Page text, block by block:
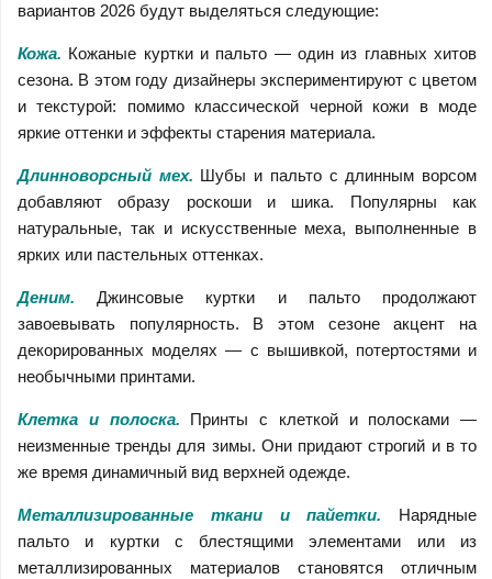
вариантов 2026 будут выделяться следующие:
Кожа. Кожаные куртки и пальто — один из главных хитов
сезона. В этом году дизайнеры экспериментируют с цветом
и текстурой: помимо классической черной кожи в моде
яркие оттенки и эффекты старения материала.
Длинноворсный мех. Шубы и пальто с длинным ворсом
добавляют образу роскоши и шика. Популярны как
натуральные, так и искусственные меха, выполненные в
ярких или пастельных оттенках.
Деним. Джинсовые куртки и пальто продолжают
завоевывать популярность. В этом сезоне акцент на
декорированных моделях — с вышивкой, потертостями и
необычными принтами.
Клетка и полоска. Принты с клеткой и полосками —
неизменные тренды для зимы. Они придают строгий и в то
же время динамичный вид верхней одежде.
Металлизированные ткани и пайетки. Нарядные
пальто и куртки с блестящими элементами или из
металлизированных материалов становятся отличным